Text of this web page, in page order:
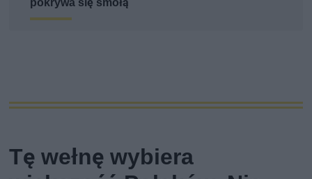
Tę wełnę wybiera